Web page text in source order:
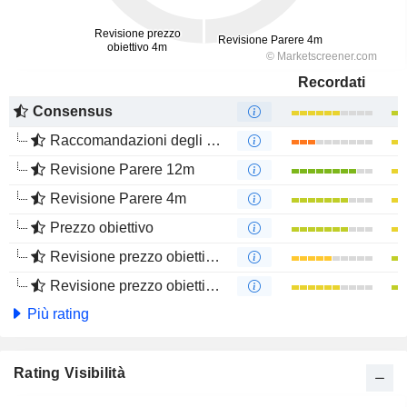
Recordati
Consensus
Raccomandazioni degli analisti
Revisione Parere 12m
Revisione Parere 4m
Prezzo obiettivo
Revisione prezzo obiettivo 12m
Revisione prezzo obiettivo 4m
Più rating
Rating Visibilità